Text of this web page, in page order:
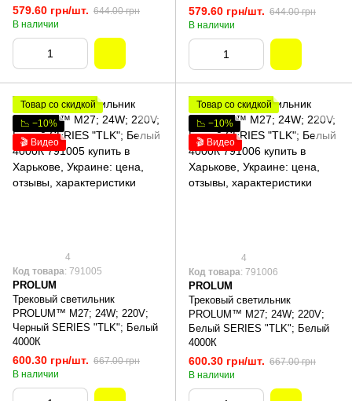
579.60 грн/шт. 644.00 грн
В наличии
579.60 грн/шт. 644.00 грн
В наличии
Товар со скидкой
📉 −10%
🎬 Видео
4
Код товара: 791005
PROLUM
Трековый светильник
PROLUM™ M27; 24W; 220V;
Черный SERIES "TLK"; Белый
4000К
600.30 грн/шт. 667.00 грн
В наличии
Товар со скидкой
📉 −10%
🎬 Видео
4
Код товара: 791006
PROLUM
Трековый светильник
PROLUM™ M27; 24W; 220V;
Белый SERIES "TLK"; Белый
4000К
600.30 грн/шт. 667.00 грн
В наличии